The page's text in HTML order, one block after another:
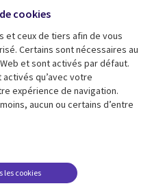
Fusions
Support
Legal
Accessibilité
conditions juridiques
cookies
et ceux de tiers afin de vous
Certains sont nécessaires au
et sont activés par défaut.
qu’avec votre
expérience de navigation.
aucun ou certains d’entre
les cookies